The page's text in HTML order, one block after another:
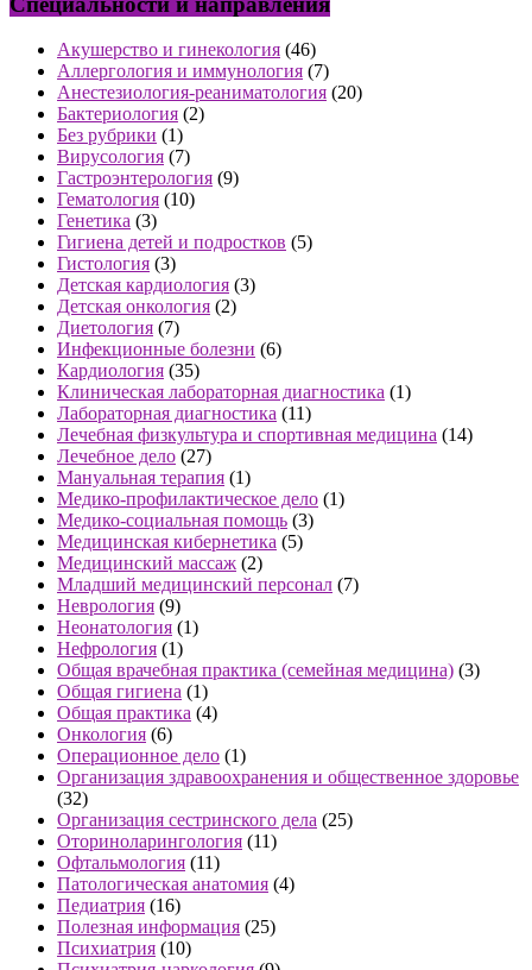
Акушерство и гинекология (46)
Аллергология и иммунология (7)
Анестезиология-реаниматология (20)
Бактериология (2)
Без рубрики (1)
Вирусология (7)
Гастроэнтерология (9)
Гематология (10)
Генетика (3)
Гигиена детей и подростков (5)
Гистология (3)
Детская кардиология (3)
Детская онкология (2)
Диетология (7)
Инфекционные болезни (6)
Кардиология (35)
Клиническая лабораторная диагностика (1)
Лабораторная диагностика (11)
Лечебная физкультура и спортивная медицина (14)
Лечебное дело (27)
Мануальная терапия (1)
Медико-профилактическое дело (1)
Медико-социальная помощь (3)
Медицинская кибернетика (5)
Медицинский массаж (2)
Младший медицинский персонал (7)
Неврология (9)
Неонатология (1)
Нефрология (1)
Общая врачебная практика (семейная медицина) (3)
Общая гигиена (1)
Общая практика (4)
Онкология (6)
Операционное дело (1)
Организация здравоохранения и общественное здоровье
(32)
Организация сестринского дела (25)
Оториноларингология (11)
Офтальмология (11)
Патологическая анатомия (4)
Педиатрия (16)
Полезная информация (25)
Психиатрия (10)